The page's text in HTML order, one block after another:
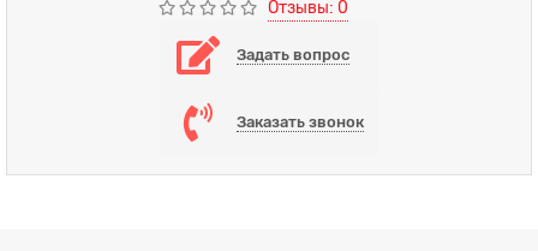
Отзывы: 0
Задать вопрос
Заказать звонок